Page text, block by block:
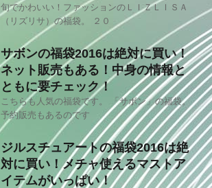
旬でかわいい！ファッションのＬＩＺＬＩＳＡ
（リズリサ）の福袋。 ２０
サボンの福袋2016は絶対に買い！
ネット販売もある！中身の情報と
ともに要チェック！
こちらも人気の福袋です。 「サボン」の福袋。
予約販売もあるのです
ジルスチュアートの福袋2016は絶
対に買い！メチャ使えるマストア
イテムがいっぱい！